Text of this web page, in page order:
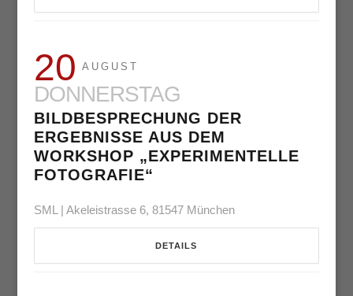
20 AUGUST
DONNERSTAG
BILDBESPRECHUNG DER
ERGEBNISSE AUS DEM
WORKSHOP „EXPERIMENTELLE
FOTOGRAFIE“
SML | Akeleistrasse 6, 81547 München
DETAILS